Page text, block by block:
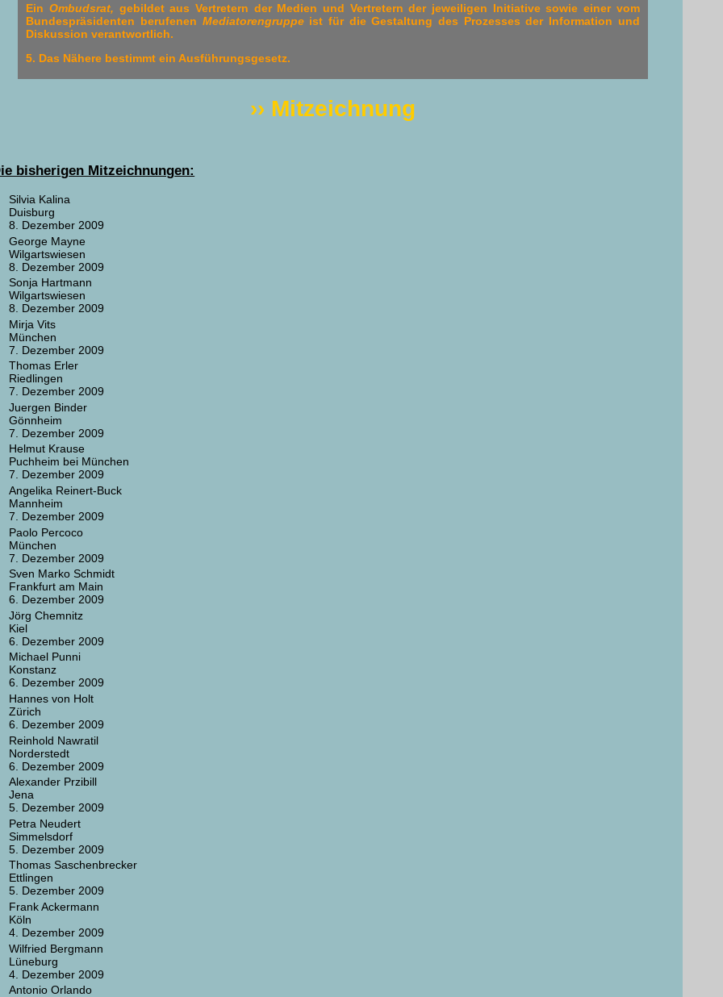
Ein Ombudsrat, gebildet aus Vertretern der Medien und Vertretern der jeweiligen Initiative sowie einer vom
Bundespräsidenten berufenen Mediatorengruppe ist für die Gestaltung des Prozesses der Information und
Diskussion verantwortlich.
5. Das Nähere bestimmt ein Ausführungsgesetz.
›› Mitzeichnung
bisherigen Mitzeichnungen:
Silvia Kalina
Duisburg
8. Dezember 2009
George Mayne
Wilgartswiesen
8. Dezember 2009
Sonja Hartmann
Wilgartswiesen
8. Dezember 2009
Mirja Vits
München
7. Dezember 2009
Thomas Erler
Riedlingen
7. Dezember 2009
Juergen Binder
Gönnheim
7. Dezember 2009
Helmut Krause
Puchheim bei München
7. Dezember 2009
Angelika Reinert-Buck
Mannheim
7. Dezember 2009
Paolo Percoco
München
7. Dezember 2009
Sven Marko Schmidt
Frankfurt am Main
6. Dezember 2009
Jörg Chemnitz
Kiel
6. Dezember 2009
Michael Punni
Konstanz
6. Dezember 2009
Hannes von Holt
Zürich
6. Dezember 2009
Reinhold Nawratil
Norderstedt
6. Dezember 2009
Alexander Przibill
Jena
5. Dezember 2009
Petra Neudert
Simmelsdorf
5. Dezember 2009
Thomas Saschenbrecker
Ettlingen
5. Dezember 2009
Frank Ackermann
Köln
4. Dezember 2009
Wilfried Bergmann
Lüneburg
4. Dezember 2009
Antonio Orlando